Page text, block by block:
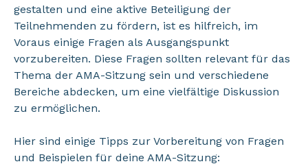
gestalten und eine aktive Beteiligung der
Teilnehmenden zu fördern, ist es hilfreich, im
Voraus einige Fragen als Ausgangspunkt
vorzubereiten. Diese Fragen sollten relevant für das
Thema der AMA-Sitzung sein und verschiedene
Bereiche abdecken, um eine vielfältige Diskussion
zu ermöglichen.
Hier sind einige Tipps zur Vorbereitung von Fragen
und Beispielen für deine AMA-Sitzung: